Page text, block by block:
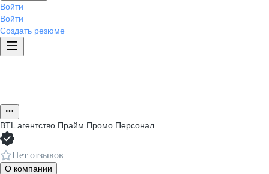
Войти
Войти
Создать резюме
BTL агентство Прайм Промо Персонал
Нет отзывов
О компании